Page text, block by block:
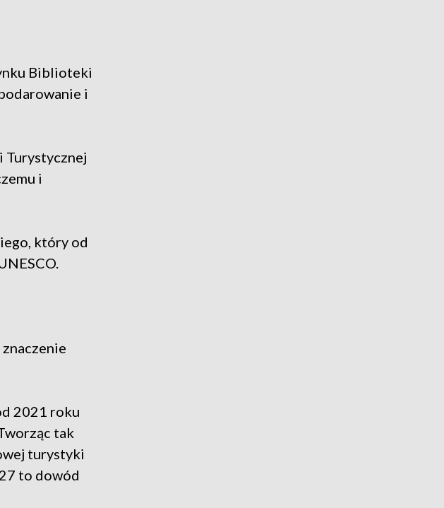
Biblioteki
i
Turystycznej
i
który od
2021 roku
tak
turystyki
to dowód